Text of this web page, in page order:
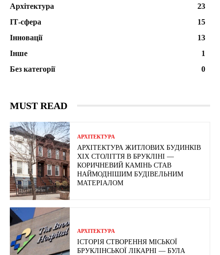
Архітектура
23
ІТ-сфера
15
Інновації
13
Інше
1
Без категорії
0
MUST READ
АРХІТЕКТУРА
АРХІТЕКТУРА ЖИТЛОВИХ БУДИНКІВ
ХІХ СТОЛІТТЯ В БРУКЛІНІ —
КОРИЧНЕВИЙ КАМІНЬ СТАВ
НАЙМОДНІШИМ БУДІВЕЛЬНИМ
МАТЕРІАЛОМ
АРХІТЕКТУРА
ІСТОРІЯ СТВОРЕННЯ МІСЬКОЇ
БРУКЛІНСЬКОЇ ЛІКАРНІ — БУЛА